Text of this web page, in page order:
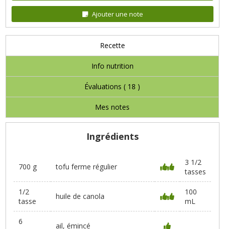
Ajouter une note
Recette
Info nutrition
Évaluations ( 18 )
Mes notes
Ingrédients
700 g tofu ferme régulier
3 1/2
tasses
1/2
tasse
huile de canola
100
mL
6
ail, émincé